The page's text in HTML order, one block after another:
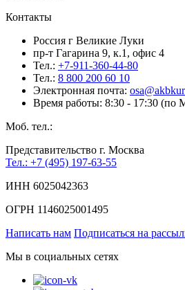
Контакты
Россия г Великие Луки
пр-т Гагарина 9, к.1, офис 4
Тел.: +7-911-360-44-80
Тел.: 8 800 200 60 10
Электронная почта:
Время работы: 8:30 - 17:30 (по
Моб. тел.:
Представительство г. Москва
Тел.: +7 (495) 197-63-55
ИНН 6025042363
ОГРН 1146025001495
Написать нам Подписаться на
Мы в социальных сетях